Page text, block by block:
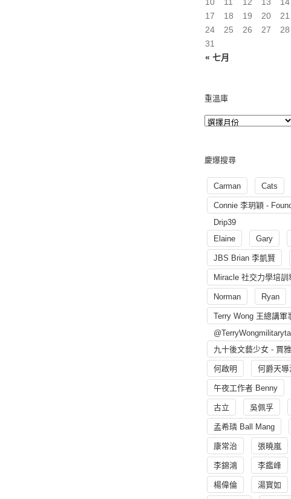
« 七月
17
18 19 20 21
24
25 26 27 28
31
重溫庫
慶爆搜尋
Carman Cats
Connie 李玥穎 -
Drip39
Elaine
Gary
JBS Brian 李凱賢
Miracle 社交力學培訓
Norman Ryan
Terry Wong 王總講軍
九十後文藝少女 - 賈
何啟明 何爵天導
午夜工作者 Benny
古立 吳佩孚
孟希璘 Ball Mang
康常治 張曉嵐
李錦鴻 李鑑峰
楊偉倫 湯寳如